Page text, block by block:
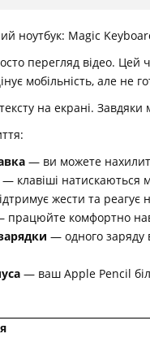
ноутбук: Magic
перегляд відео. Цей
мобільність, але
на екрані.
— ви можете
— клавіші натискаються
жести та реагує
працюйте комфортно
— одного заряду
— ваш Apple Pencil